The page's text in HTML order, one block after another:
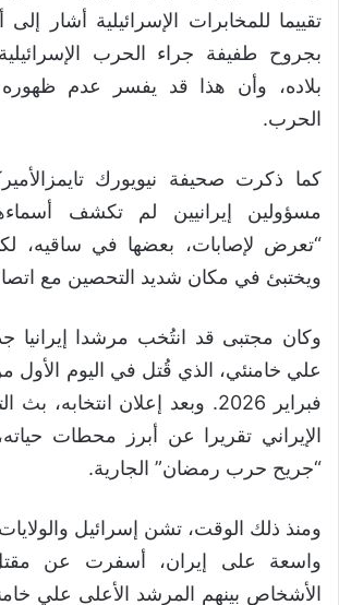
تقييما للمخابرات الإسرائيلية أشار
بجروح طفيفة جراء الحرب
بلاده، وأن هذا قد يفسر عدم ظهوره
الحرب.
مسؤولين إيرانيين لم تكشف
“تعرض لإصابات، بعضها في ساقيه،
ويختبئ في مكان شديد التحصين مع
وكان مجتبى قد انتُخب مرشدا إيرانيا
فبراير 2026. وبعد إعلان
الإيراني تقريرا عن أبرز محطات
“جريح حرب رمضان” الجارية.
ومنذ ذلك الوقت، تشن إسرائيل
واسعة على إيران، أسفرت عن
الأشخاص بينهم المرشد الأعلى علي